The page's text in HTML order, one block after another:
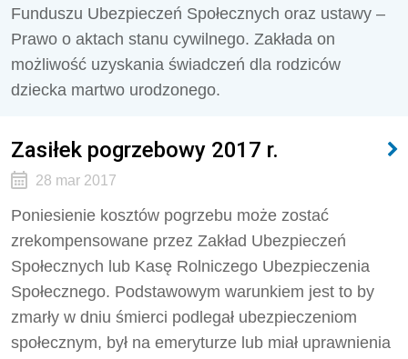
Funduszu Ubezpieczeń Społecznych oraz ustawy –
Prawo o aktach stanu cywilnego. Zakłada on
możliwość uzyskania świadczeń dla rodziców
dziecka martwo urodzonego.
Zasiłek pogrzebowy 2017 r.
28 mar 2017
Poniesienie kosztów pogrzebu może zostać
zrekompensowane przez Zakład Ubezpieczeń
Społecznych lub Kasę Rolniczego Ubezpieczenia
Społecznego. Podstawowym warunkiem jest to by
zmarły w dniu śmierci podlegał ubezpieczeniom
społecznym, był na emeryturze lub miał uprawnienia